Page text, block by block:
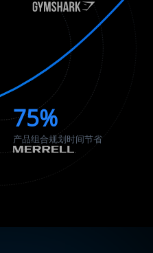
75%
产品组合规划时间节省